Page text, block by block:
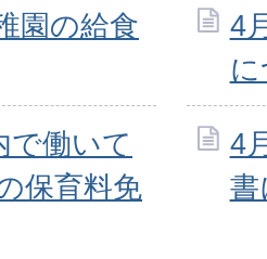
園の給食
4
で働いて
保育料免
4
書